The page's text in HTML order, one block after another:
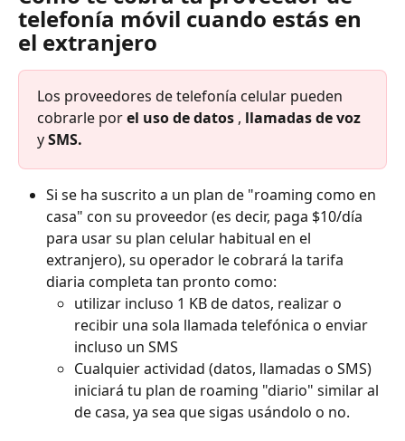
telefonía móvil cuando estás en
el extranjero
Los proveedores de telefonía celular pueden
cobrarle por el uso de datos , llamadas de voz
y SMS.
Si se ha suscrito a un plan de "roaming como en
casa" con su proveedor (es decir, paga $10/día
para usar su plan celular habitual en el
extranjero), su operador le cobrará la tarifa
diaria completa tan pronto como:
utilizar incluso 1 KB de datos, realizar o
recibir una sola llamada telefónica o enviar
incluso un SMS
Cualquier actividad (datos, llamadas o SMS)
iniciará tu plan de roaming "diario" similar al
de casa, ya sea que sigas usándolo o no.